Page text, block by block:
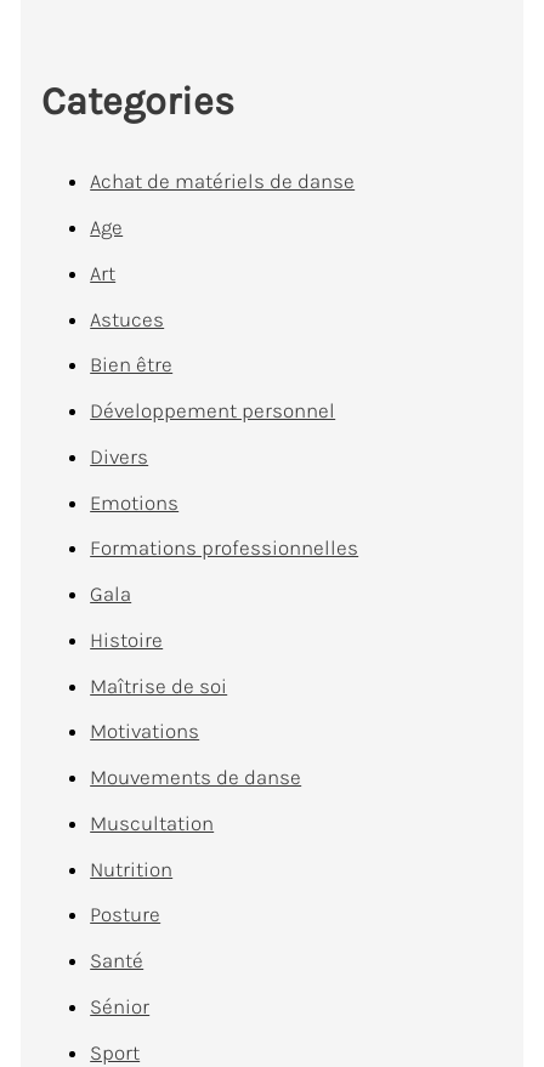
Categories
Achat de matériels de danse
Age
Art
Astuces
Bien être
Développement personnel
Divers
Emotions
Formations professionnelles
Gala
Histoire
Maîtrise de soi
Motivations
Mouvements de danse
Muscultation
Nutrition
Posture
Santé
Sénior
Sport